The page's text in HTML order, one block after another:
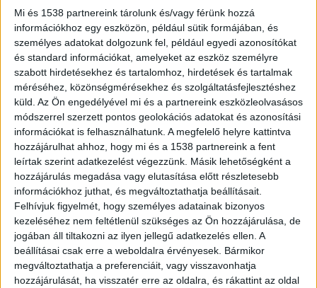
Mi és 1538 partnereink tárolunk és/vagy férünk hozzá
információkhoz egy eszközön, például sütik formájában, és
személyes adatokat dolgozunk fel, például egyedi azonosítókat
és standard információkat, amelyeket az eszköz személyre
szabott hirdetésekhez és tartalomhoz, hirdetések és tartalmak
méréséhez, közönségmérésekhez és szolgáltatásfejlesztéshez
küld. Az Ön engedélyével mi és a partnereink eszközleolvasásos
módszerrel szerzett pontos geolokációs adatokat és azonosítási
információkat is felhasználhatunk. A megfelelő helyre kattintva
hozzájárulhat ahhoz, hogy mi és a 1538 partnereink a fent
leírtak szerint adatkezelést végezzünk. Másik lehetőségként a
hozzájárulás megadása vagy elutasítása előtt részletesebb
információkhoz juthat, és megváltoztathatja beállításait.
Felhívjuk figyelmét, hogy személyes adatainak bizonyos
kezeléséhez nem feltétlenül szükséges az Ön hozzájárulása, de
jogában áll tiltakozni az ilyen jellegű adatkezelés ellen. A
beállításai csak erre a weboldalra érvényesek. Bármikor
megváltoztathatja a preferenciáit, vagy visszavonhatja
hozzájárulását, ha visszatér erre az oldalra, és rákattint az oldal
Mezőtúron fogták el
A Készenléti Rendőrség Nemzeti Nyomozó Iroda
Célkörözési Osztálya az olasz hatóságok
felkérésére, velük folyamatosan együttműködve
kereste a nőt, akit emberrablás miatt európai
elfogatóparancs alapján köröztek. Mivel olyan
információkat kaptak, hogy hazánkban lehet a
kislányával, akit pedig eltűntként kerestek. A
tartózkodási helyüket sikerült azonosítani, majd
a nő és lányát, a napokban fogták el
Mezőtúron.A Kékvillogó legfrissebb híreit ide
kattintva éred el! A Facebookon már 342 ezernél
is többen követnek minket.